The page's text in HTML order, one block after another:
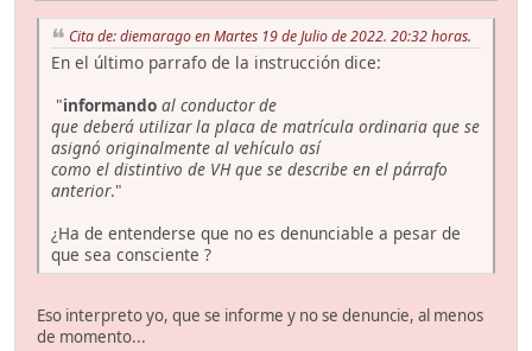
Cita de: diemarago en Martes 19 de Julio de 2022. 20:32 horas.
En el último parrafo de la instrucción dice:
"informando al conductor de
que deberá utilizar la placa de matrícula ordinaria que se
asignó originalmente al vehículo así
como el distintivo de VH que se describe en el párrafo
anterior."
¿Ha de entenderse que no es denunciable a pesar de
que sea consciente ?
Eso interpreto yo, que se informe y no se denuncie, al menos
de momento...